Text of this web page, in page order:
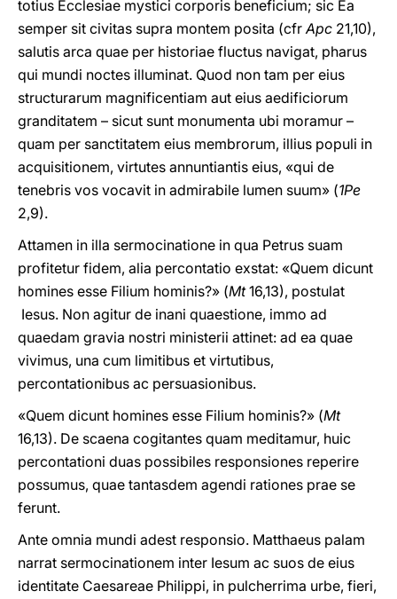
totius Ecclesiae mystici corporis beneficium; sic Ea
semper sit civitas supra montem posita (cfrApc 21,10),
salutis arca quae per historiae fluctus navigat, pharus
qui mundi noctes illuminat. Quod non tam per eius
structurarum magnificentiam aut eius aedificiorum
granditatem – sicut sunt monumenta ubi moramur –
quam per sanctitatem eius membrorum, illius populi in
acquisitionem, virtutes annuntiantis eius, «qui de
tenebris vos vocavit in admirabile lumen suum» (1Pe
2,9).
Attamen in illa sermocinatione in qua Petrus suam
profitetur fidem, alia percontatio exstat: «Quem dicunt
homines esse Filium hominis?» (Mt16,13), postulat
Iesus. Non agitur de inani quaestione, immo ad
quaedam gravia nostri ministerii attinet: ad ea quae
vivimus, una cum limitibus et virtutibus,
percontationibus ac persuasionibus.
«Quem dicunt homines esse Filium hominis?» (Mt
16,13). De scaena cogitantes quam meditamur, huic
percontationi duas possibiles responsiones reperire
possumus, quae tantasdem agendi rationes prae se
ferunt.
Ante omnia mundi adest responsio. Matthaeus palam
narrat sermocinationem inter Iesum ac suos de eius
identitate Caesareae Philippi, in pulcherrima urbe, fieri,